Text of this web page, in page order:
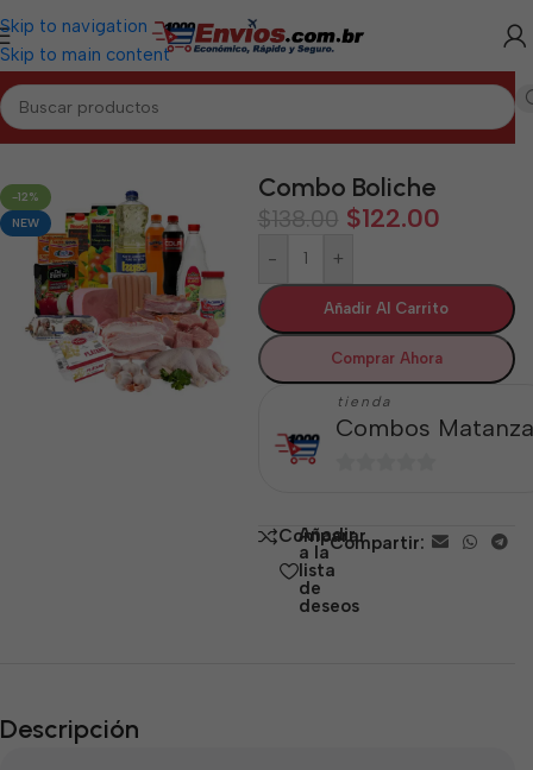
Skip to navigation
Skip to main content
Inicio/MATANZAS/Combos Matanzas
-12%
NEW
Combo Boliche
$138.00 $122.00
- +
Añadir Al Carrito
Comprar Ahora
tienda
Combos
5
Comparar
Añadir
a la
lista
de
deseos
Compartir:
Descripción